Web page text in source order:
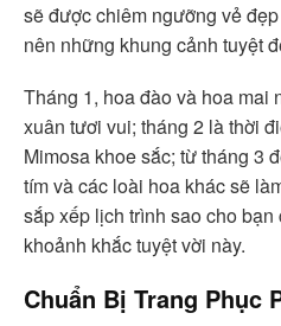
sẽ được chiêm ngưỡng vẻ
nên những khung cảnh tuyệt
Tháng 1, hoa đào và hoa mai
xuân tươi vui; tháng 2 là thời
Mimosa khoe sắc; từ tháng 3
tím và các loài hoa khác sẽ
sắp xếp lịch trình sao cho
khoảnh khắc tuyệt vời này.
Chuẩn Bị Trang Phục